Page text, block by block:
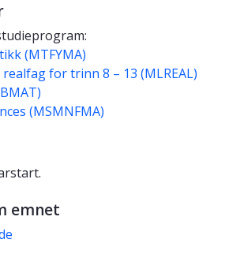
(MTFYMA)
for trinn 8 – 13 (MLREAL)
(MSMNFMA)
emnet